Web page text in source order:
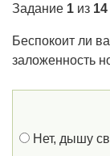
Задание 1 из 14
Беспокоит ли
заложенность
Нет, дышу